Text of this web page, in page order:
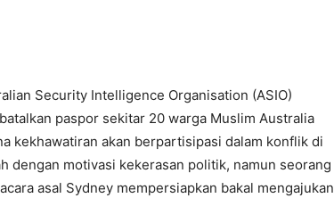
Security Intelligence Organisation (ASIO)
paspor sekitar 20 warga Muslim Australia
kekhawatiran akan berpartisipasi dalam konflik di
dengan motivasi kekerasan politik, namun seorang
asal Sydney mempersiapkan bakal mengajukan